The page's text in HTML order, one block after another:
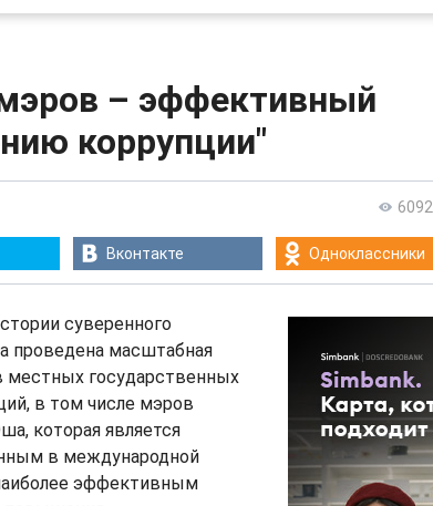
– эффективный
коррупции"
6092
Вконтакте Одноклассники
суверенного
проведена масштабная
местных государственных
в том числе мэров
которая является
в международной
эффективным